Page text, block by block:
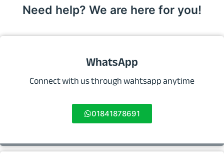
Need help? We are here for you!
WhatsApp
Connect with us through wahtsapp anytime
01841878691